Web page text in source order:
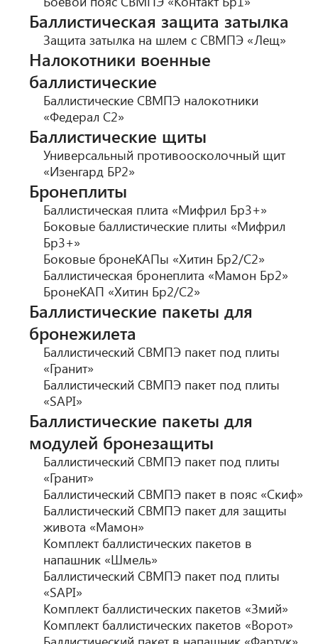
Баллистическая защита затылка
Защита затылка на шлем с СВМПЭ «Лещ»
Налокотники военные
баллистические
Баллистические СВМПЭ налокотники
«Федерал С2»
Баллистические щиты
Универсальный противоосколочный щит
«Изенгард БР2»
Бронеплиты
Баллистическая плита «Мифрил Бр3+»
Боковые баллистические плиты «Мифрил
Бр3+»
Боковые бронеКАПы «Хитин Бр2/С2»
Баллистическая бронеплита «Мамон Бр2»
БронеКАП «Хитин Бр2/С2»
Баллистические пакеты для
бронежилета
Баллистический СВМПЭ пакет под плиты
«Гранит»
Баллистический СВМПЭ пакет под плиты
«SAPI»
Баллистические пакеты для
модулей бронезащиты
Баллистический СВМПЭ пакет под плиты
«Гранит»
Баллистический СВМПЭ пакет в пояс «Скиф»
Баллистический СВМПЭ пакет для защиты
живота «Мамон»
Комплект баллистических пакетов в
напашник «Шмель»
Баллистический СВМПЭ пакет под плиты
«SAPI»
Комплект баллистических пакетов «Змий»
Комплект баллистических пакетов «Ворот»